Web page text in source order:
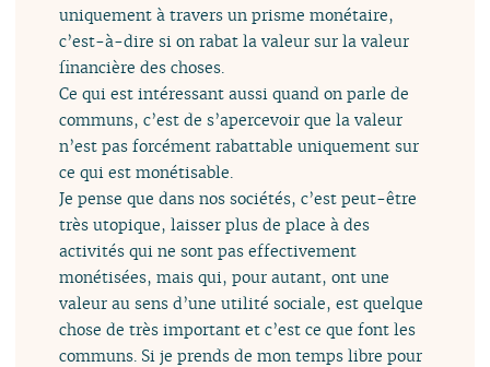
uniquement à travers un prisme monétaire,
c’est-à-dire si on rabat la valeur sur la valeur
financière des choses.
Ce qui est intéressant aussi quand on parle de
communs, c’est de s’apercevoir que la valeur
n’est pas forcément rabattable uniquement sur
ce qui est monétisable.
Je pense que dans nos sociétés, c’est peut-être
très utopique, laisser plus de place à des
activités qui ne sont pas effectivement
monétisées, mais qui, pour autant, ont une
valeur au sens d’une utilité sociale, est quelque
chose de très important et c’est ce que font les
communs. Si je prends de mon temps libre pour